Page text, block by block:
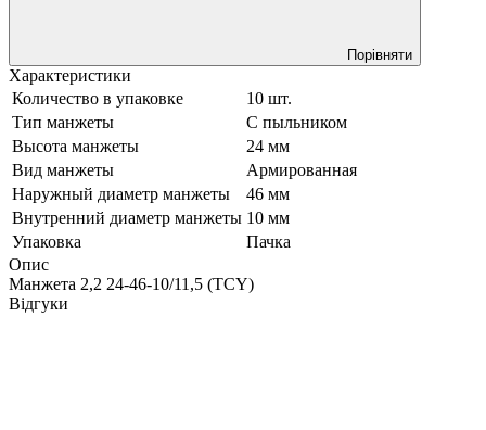
Порівняти
Характеристики
Количество в упаковке
10 шт.
Тип манжеты
С пыльником
Высота манжеты
24 мм
Вид манжеты
Армированная
Наружный диаметр манжеты
46 мм
Внутренний диаметр манжеты 10 мм
Упаковка
Пачка
Опис
Манжета 2,2 24-46-10/11,5 (TCY)
Відгуки